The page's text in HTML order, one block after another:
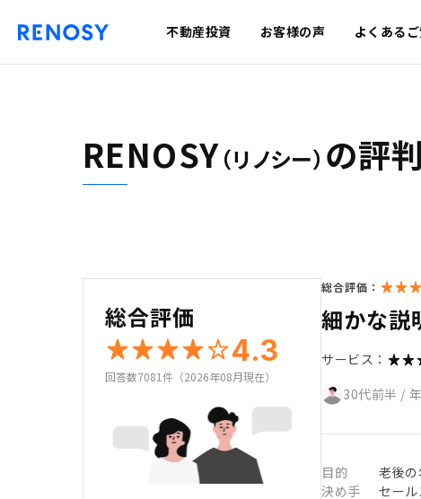
不動産投資 お客様の声 よくある
RENOSY（リノシー） の評
総合評価
4.3
回答数7081件（2026年08月現在）
総合評価：
細かな説
サービス：
30代前半 /
目的
老後の
決め手
セー